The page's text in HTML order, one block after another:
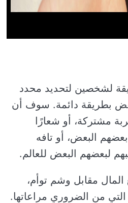
لشخصين لتحديد محدد
بطريقة دائمة. سوف أن
مشتركة، أو شعارًا
البعض، أو تافه
لبعضهم البعض للعالم.
مقابل وشم توأم،
التي من الضروري مراعاتها.